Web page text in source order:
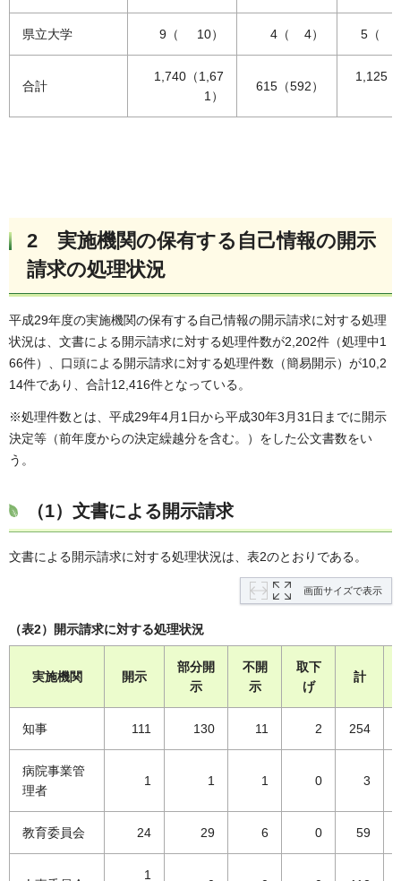
県立大学 9（ 10） 4（ 4） 5（
合計
1,740（1,67
1）
615（592）
1,125
2 実施機関の保有する自己情報の開示
請求の処理状況
平成29年度の実施機関の保有する自己情報の開示請求に対する処理
状況は、文書による開示請求に対する処理件数が2,202件（処理中1
66件）、口頭による開示請求に対する処理件数（簡易開示）が10,2
14件であり、合計12,416件となっている。
※処理件数とは、平成29年4月1日から平成30年3月31日までに開示
決定等（前年度からの決定繰越分を含む。）をした公文書数をい
う。
（1）文書による開示請求
文書による開示請求に対する処理状況は、表2のとおりである。
画面サイズで表示
（表2）開示請求に対する処理状況
実施機関 開示
部分開
示
不開
示
取下
げ
計
知事 111 130 11 2 254
病院事業管
理者
1 1 1 0 3
教育委員会 24 29 6 0 59
1